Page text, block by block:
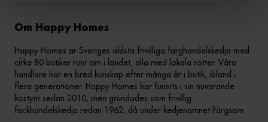
Om Happy Homes
Happy Homes är Sveriges äldsta frivilliga färghandelskedja med
cirka 80 butiker runt om i landet, alla med lokala rötter. Våra
handlare har en bred kunskap efter många år i butik, ibland i
flera generationer. Happy Homes har funnits i sin nuvarande
kostym sedan 2010, men grundades som frivillig
fackhandelskedja redan 1962, då under kedjenamnet Färgsam.